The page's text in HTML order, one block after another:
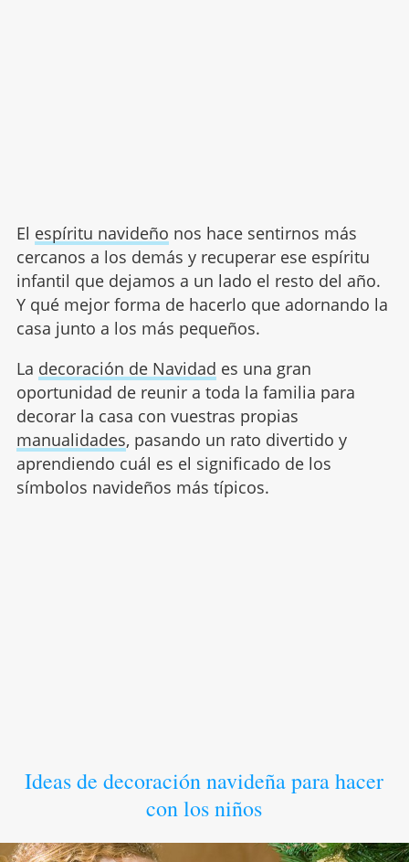
El espíritu navideño nos hace sentirnos más
cercanos a los demás y recuperar ese espíritu
infantil que dejamos a un lado el resto del año.
Y qué mejor forma de hacerlo que adornando la
casa junto a los más pequeños.
La decoración de Navidad es una gran
oportunidad de reunir a toda la familia para
decorar la casa con vuestras propias
manualidades, pasando un rato divertido y
aprendiendo cuál es el significado de los
símbolos navideños más típicos.
Ideas de decoración navideña para hacer
con los niños